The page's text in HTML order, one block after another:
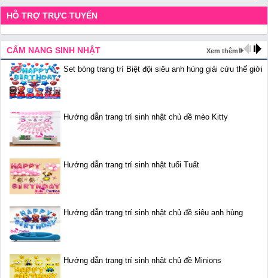
HỖ TRỢ TRỰC TUYẾN
CẨM NANG SINH NHẬT Xem thêm
Set bóng trang trí Biệt đội siêu anh hùng giải cứu thế giới
Hướng dẫn trang trí sinh nhật chủ đề mèo Kitty
Hướng dẫn trang trí sinh nhật tuổi Tuất
Hướng dẫn trang trí sinh nhật chủ đề siêu anh hùng
Hướng dẫn trang trí sinh nhật chủ đề Minions